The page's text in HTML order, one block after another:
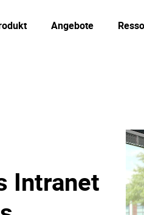
Angebote
Intranet